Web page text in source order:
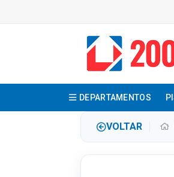
DEPARTAMENTOS
VOLTAR